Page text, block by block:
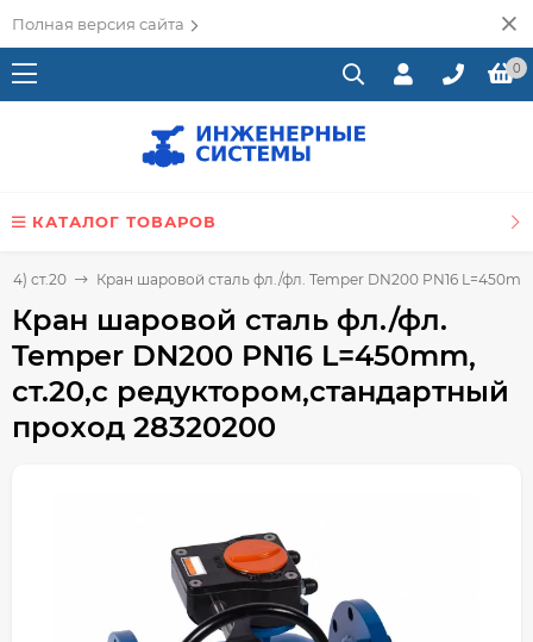
Полная версия сайта
0
КАТАЛОГ ТОВАРОВ
ст.20 Кран шаровой сталь фл./фл. Temper DN200 PN16
Кран шаровой сталь фл./фл.
Temper DN200 PN16 L=450mm,
ст.20,с редуктором,стандартный
проход 28320200